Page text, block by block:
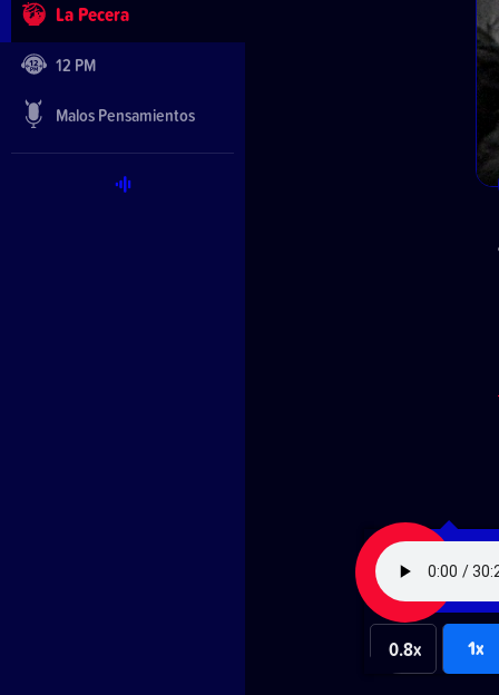
La Pecera
12 PM
Malos Pensamientos
0.8x 1x